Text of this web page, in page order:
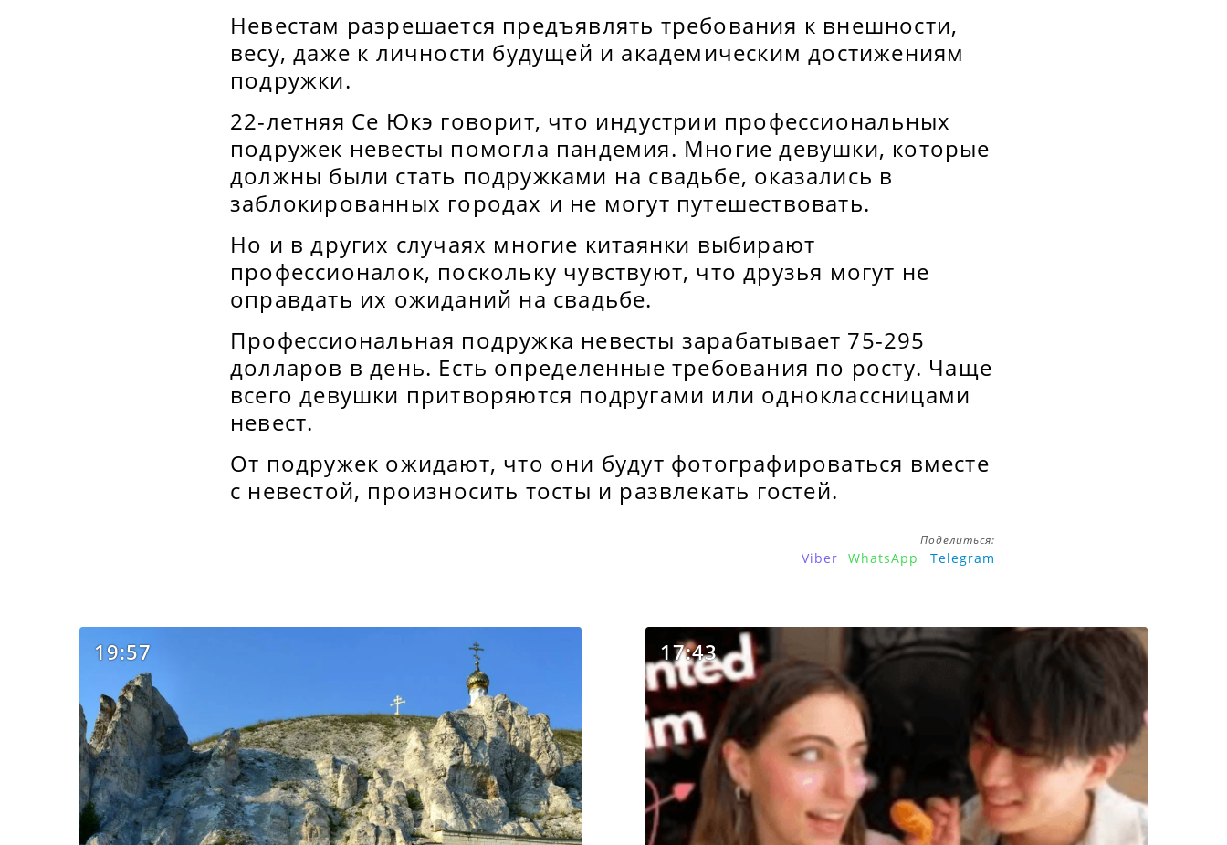
Невестам разрешается предъявлять требования к внешности,
весу, даже к личности будущей и академическим достижениям
подружки.
22-летняя Се Юкэ говорит, что индустрии профессиональных
подружек невесты помогла пандемия. Многие девушки, которые
должны были стать подружками на свадьбе, оказались в
заблокированных городах и не могут путешествовать.
Но и в других случаях многие китаянки выбирают
профессионалок, поскольку чувствуют, что друзья могут не
оправдать их ожиданий на свадьбе.
Профессиональная подружка невесты зарабатывает 75-295
долларов в день. Есть определенные требования по росту. Чаще
всего девушки притворяются подругами или одноклассницами
невест.
От подружек ожидают, что они будут фотографироваться вместе
с невестой, произносить тосты и развлекать гостей.
Поделиться:
Viber WhatsApp Telegram
19:57 17:43